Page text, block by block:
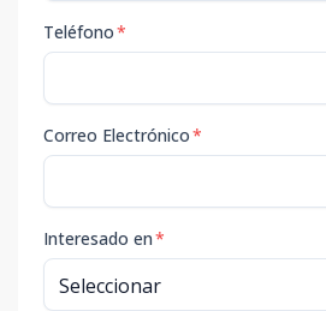
Teléfono*
Correo Electrónico*
Interesado en*